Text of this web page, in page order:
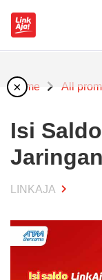
Home All
Isi
LINKAJA
×